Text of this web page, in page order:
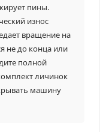
пины.
износ
вращение на
не до конца или
полной
личинок
машину